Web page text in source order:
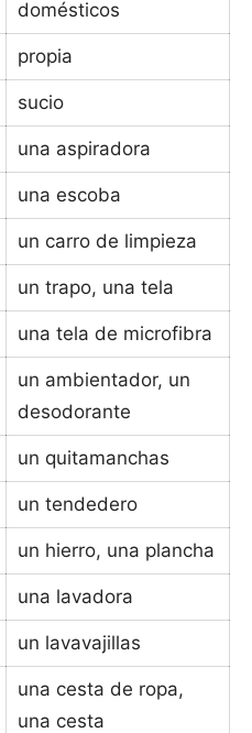
domésticos
propia
sucio
una aspiradora
una escoba
un carro de limpieza
un trapo, una tela
una tela de microfibra
un ambientador, un
desodorante
un quitamanchas
un tendedero
un hierro, una plancha
una lavadora
un lavavajillas
una cesta de ropa,
una cesta